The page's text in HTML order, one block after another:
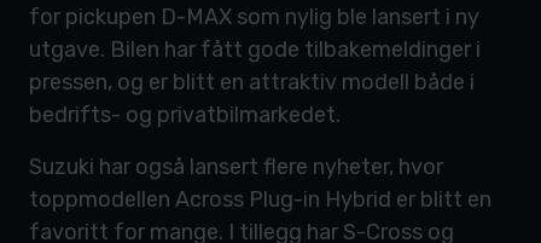
for pickupen D-MAX som nylig ble lansert i ny
utgave. Bilen har fått gode tilbakemeldinger i
pressen, og er blitt en attraktiv modell både i
bedrifts- og privatbilmarkedet.
Suzuki har også lansert flere nyheter, hvor
toppmodellen Across Plug-in Hybrid er blitt en
favoritt for mange. I tillegg har S-Cross og